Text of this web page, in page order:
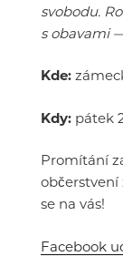
svobodu.
s obavami
Kde:
Kdy: pátek
Promítání
občerstvení
se na vás!
Facebook